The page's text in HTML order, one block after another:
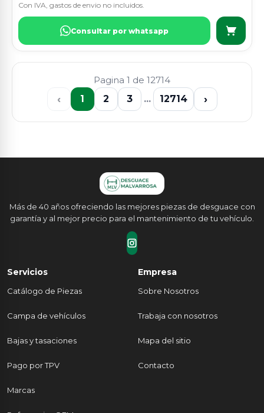
Con IVA, gastos de envio no incluidos.
Consultar por whatsapp
Pagina 1 de 12714
‹ 1 2 3 ... 12714 ›
Más de 40 años ofreciendo las mejores piezas de desguace con
garantía y al mejor precio para el mantenimiento de tu vehículo.
Servicios
Catálogo de Piezas
Campa de vehículos
Bajas y tasaciones
Pago por TPV
Marcas
Empresa
Sobre Nosotros
Trabaja con nosotros
Mapa del sitio
Contacto